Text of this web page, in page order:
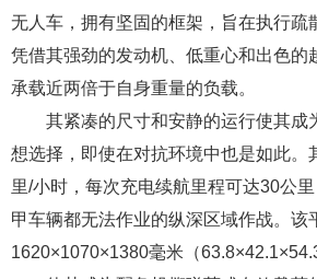
无人车，拥有坚固的框架，旨在执行疏
凭借其强劲的发动机、低重心和出色的
承载近两倍于自身重量的负载。
其紧凑的尺寸和安静的运行使其成
想选择，即使在对抗环境中也是如此。
里/小时，每次充电续航里程可达30公
甲车辆都无法作业的纵深区域作战。
1620×1070×1380毫米（